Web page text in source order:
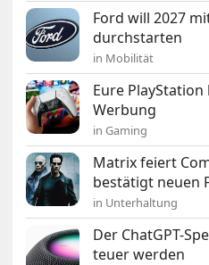
Ford will 2027
durchstarten
in Mobilität
Eure
Werbung
in Gaming
Matrix feiert
bestätigt neuen
in Unterhaltung
Der ChatGPT-
teuer werden